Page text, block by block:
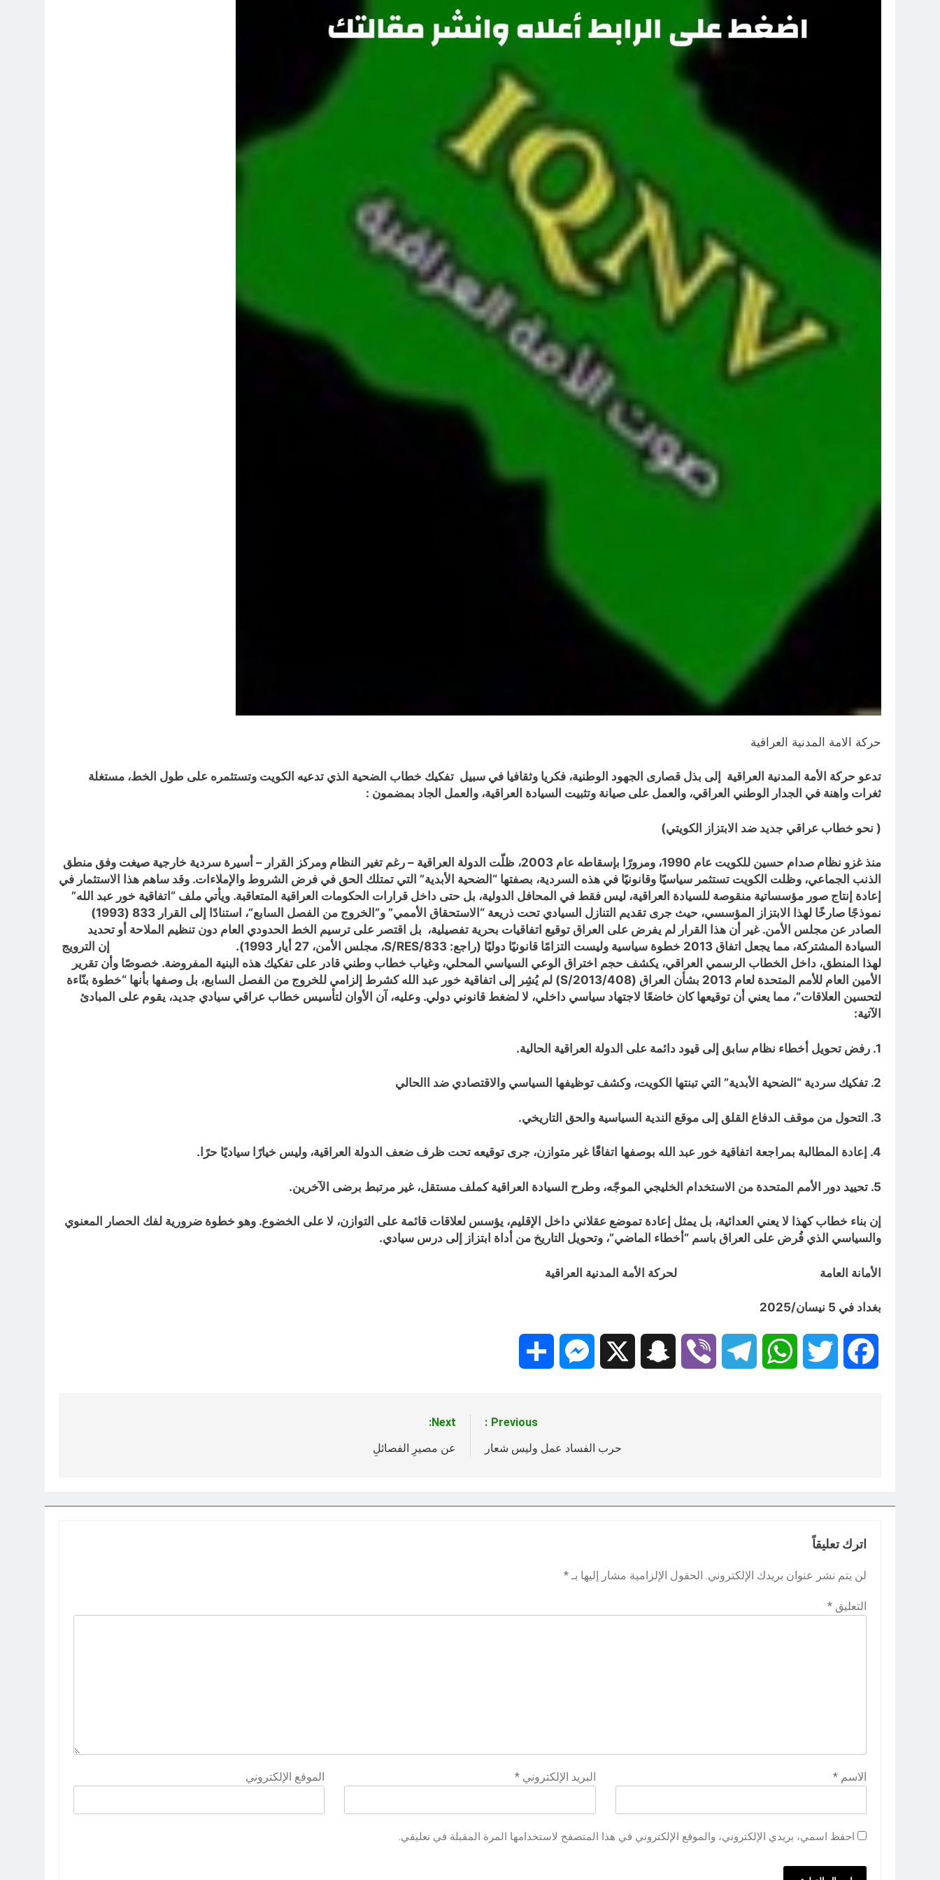
حركة الامة المدنية العراقية
تدعو حركة الأمة المدنية العراقية إلى بذل قصارى الجهود الوطنية، فكريا وثقافيا في سبيل تفكيك خطاب الضحية الذي تدعيه الكويت وتستثمره على طول الخط، مستغلة
ثغرات واهنة في الجدار الوطني العراقي، والعمل على صيانة وتثبيت السيادة العراقية، والعمل الجاد بمضمون :
( نحو خطاب عراقي جديد ضد الابتزاز الكويتي)
منذ غزو نظام صدام حسين للكويت عام 1990، ومرورًا بإسقاطه عام 2003، ظلّت الدولة العراقية – رغم تغير النظام ومركز القرار – أسيرة سردية خارجية صيغت وفق منطق
الذنب الجماعي، وظلت الكويت تستثمر سياسيًا وقانونيًا في هذه السردية، بصفتها “الضحية الأبدية” التي تمتلك الحق في فرض الشروط والإملاءات. وقد ساهم هذا الاستثمار في
إعادة إنتاج صور مؤسساتية منقوصة للسيادة العراقية، ليس فقط في المحافل الدولية، بل حتى داخل قرارات الحكومات العراقية المتعاقبة. ويأتي ملف “اتفاقية خور عبد الله”
نموذجًا صارخًا لهذا الابتزاز المؤسسي، حيث جرى تقديم التنازل السيادي تحت ذريعة “الاستحقاق الأممي” و”الخروج من الفصل السابع”، استنادًا إلى القرار 833 (1993)
الصادر عن مجلس الأمن. غير أن هذا القرار لم يفرض على العراق توقيع اتفاقيات بحرية تفصيلية، بل اقتصر على ترسيم الخط الحدودي العام دون تنظيم الملاحة أو تحديد
السيادة المشتركة، مما يجعل اتفاق 2013 خطوة سياسية وليست التزامًا قانونيًا دوليًا (راجع:
S/RES/833
، مجلس الأمن، 27 أيار 1993). إن الترويج
لهذا المنطق، داخل الخطاب الرسمي العراقي، يكشف حجم اختراق الوعي السياسي المحلي، وغياب خطاب وطني قادر على تفكيك هذه البنية المفروضة. خصوصًا وأن تقرير
الأمين العام للأمم المتحدة لعام 2013 بشأن العراق (
S/2013/408) لم يُشِر إلى اتفاقية خور عبد الله كشرط إلزامي للخروج من الفصل السابع، بل وصفها بأنها “خطوة بنّاءة
لتحسين العلاقات”، مما يعني أن توقيعها كان خاضعًا لاجتهاد سياسي داخلي، لا لضغط قانوني دولي. وعليه، آن الأوان لتأسيس خطاب عراقي سيادي جديد، يقوم على المبادئ
الآتية:
1. رفض تحويل أخطاء نظام سابق إلى قيود دائمة على الدولة العراقية الحالية.
2. تفكيك سردية “الضحية الأبدية” التي تبنتها الكويت، وكشف توظيفها السياسي والاقتصادي ضد االحالي
3. التحول من موقف الدفاع القلق إلى موقع الندية السياسية والحق التاريخي.
4. إعادة المطالبة بمراجعة اتفاقية خور عبد الله بوصفها اتفاقًا غير متوازن، جرى توقيعه تحت ظرف ضعف الدولة العراقية، وليس خيارًا سياديًا حرًا.
5. تحييد دور الأمم المتحدة من الاستخدام الخليجي الموجّه، وطرح السيادة العراقية كملف مستقل، غير مرتبط برضى الآخرين.
إن بناء خطاب كهذا لا يعني العدائية، بل يمثل إعادة تموضع عقلاني داخل الإقليم، يؤسس لعلاقات قائمة على التوازن، لا على الخضوع. وهو خطوة ضرورية لفك الحصار المعنوي
والسياسي الذي فُرض على العراق باسم “أخطاء الماضي”، وتحويل التاريخ من أداة ابتزاز إلى درس سيادي.
الأمانة العامة لحركة الأمة المدنية العراقية
بغداد في 5 نيسان/2025
Facebook
Twitter
WhatsApp
Telegram
Viber
Snapchat
Messenger
Previous:
حرب الفساد عمل وليس شعار
Next:
عن مصيرِ الفصائلِ
اترك تعليقاً
لن يتم نشر عنوان بريدك الإلكتروني. الحقول الإلزامية مشار إليها بـ *
التعليق *
الاسم * البريد الإلكتروني* الموقع الإلكتروني
احفظ اسمي، بريدي الإلكتروني، والموقع الإلكتروني في هذا المتصفح لاستخدامها المرة المقبلة في تعليقي.